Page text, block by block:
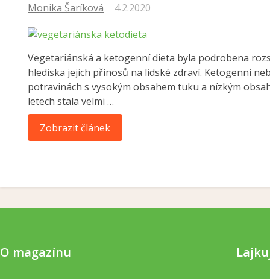
Monika Šaríková 4.2.2020
Vegetariánská a ketogenní dieta byla podrobena
hlediska jejich přínosů na lidské zdraví. Ketogenní
potravinách s vysokým obsahem tuku a nízkým
letech stala velmi …
Zobrazit článek
O magazínu